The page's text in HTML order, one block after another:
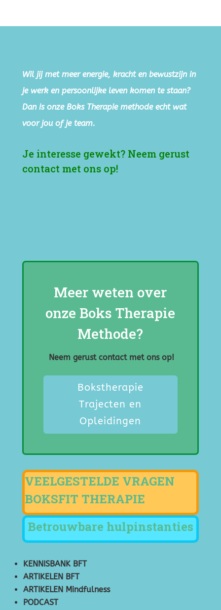
Wil jij met meer energie, kracht en bewustzijn in
je werk en persoonlijke leven komen te staan?
Dan is onze Boks Therapie methode echt wat
voor jou of je team.
Je interesse gewekt? Neem gerust
contact met ons op!
Meer weten over
onze Boks Therapie
Methode?
Neem gerust contact met ons op!
Bokstherapie
Trajecten en
Opleidingen
VEELGESTELDE VRAGEN
BOKSFIT THERAPIE
Betrouwbare hulpinstanties
KENNISBANK BFT
ARTIKELEN BFT
ARTIKELEN Mindfulness
PODCAST